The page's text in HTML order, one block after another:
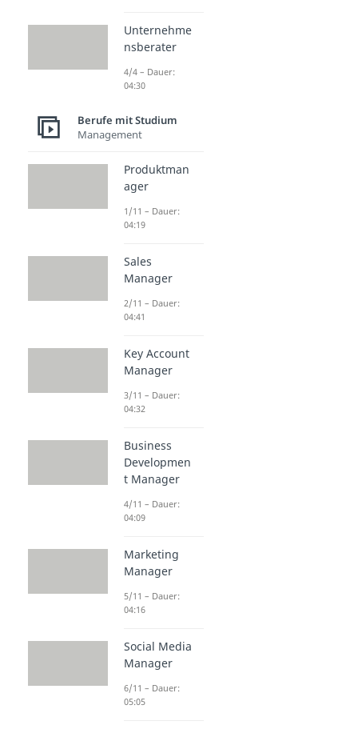
Unternehme
nsberater
4/4 – Dauer:
04:30
Berufe mit Studium
Management
Produktman
ager
1/11 – Dauer:
04:19
Sales
Manager
2/11 – Dauer:
04:41
Key Account
Manager
3/11 – Dauer:
04:32
Business
Developmen
t Manager
4/11 – Dauer:
04:09
Marketing
Manager
5/11 – Dauer:
04:16
Social Media
Manager
6/11 – Dauer:
05:05